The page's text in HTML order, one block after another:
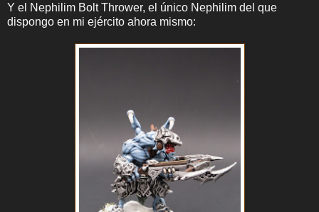
Y el Nephilim Bolt Thrower, el único Nephilim del que
dispongo en mi ejército ahora mismo: